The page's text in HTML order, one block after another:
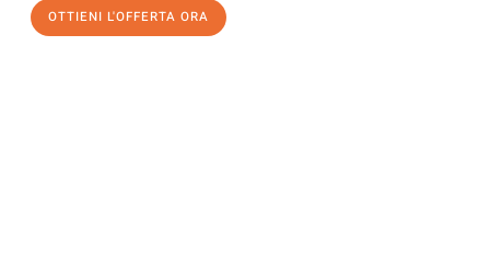
OTTIENI L'OFFERTA ORA